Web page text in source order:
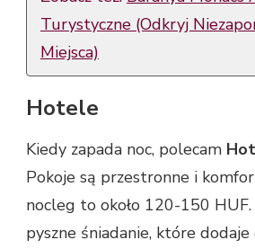
Turystyczne (Odkryj
Miejsca)
Hotele
Kiedy zapada noc, polecam
Pokoje są przestronne i
nocleg to około 120-150
pyszne śniadanie, które dodaje